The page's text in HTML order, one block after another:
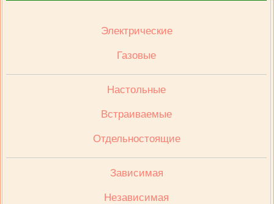
Электрические
Газовые
Настольные
Встраиваемые
Отдельностоящие
Зависимая
Независимая